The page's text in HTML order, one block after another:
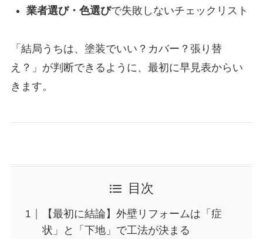
業者選び・色選びで失敗しないチェックリスト
「結局うちは、塗装でいい？カバー？張り替
え？」が判断できるように、最初に早見表からい
きます。
目次
【最初に結論】外壁リフォームは「症
状」と「下地」で工法が決まる